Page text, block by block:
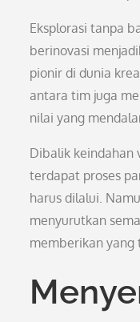
Eksplorasi tanpa
berinovasi
pionir di dunia
antara tim juga
nilai yang
Dibalik keindahan
terdapat proses
harus dilalui.
menyurutkan
memberikan